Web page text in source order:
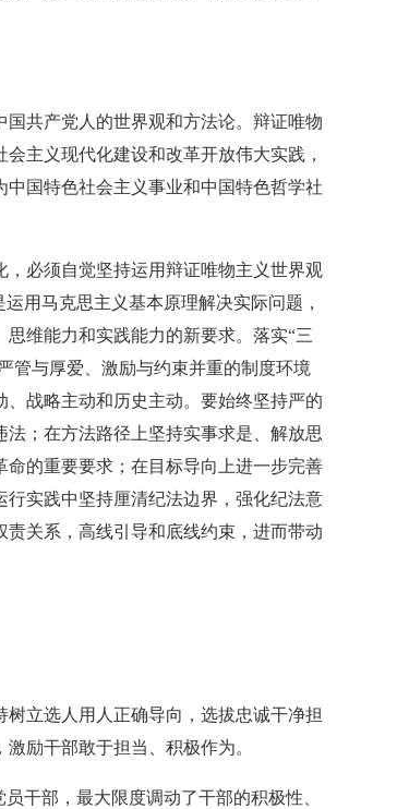
共产党人的世界观和方法论。辩证唯物
主义现代化建设和改革开放伟大实践，
国特色社会主义事业和中国特色哲学社
必须自觉坚持运用辩证唯物主义世界观
用马克思主义基本原理解决实际问题，
维能力和实践能力的新要求。落实“三
管与厚爱、激励与约束并重的制度环境
战略主动和历史主动。要始终坚持严的
；在方法路径上坚持实事求是、解放思
的重要要求；在目标导向上进一步完善
实践中坚持厘清纪法边界，强化纪法意
关系，高线引导和底线约束，进而带动
立选人用人正确导向，选拔忠诚干净担
励干部敢于担当、积极作为。
干部，最大限度调动了干部的积极性、